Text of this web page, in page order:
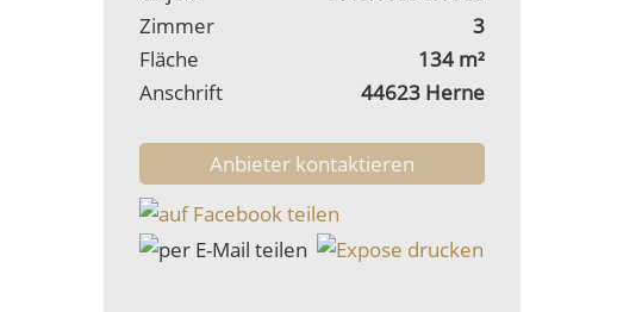
Zimmer
3
Fläche
134 m²
Anschrift
44623 Herne